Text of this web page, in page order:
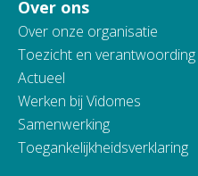
Over ons
Over onze organisatie
Toezicht en verantwoording
Actueel
Werken bij Vidomes
Samenwerking
Toegankelijkheidsverklaring